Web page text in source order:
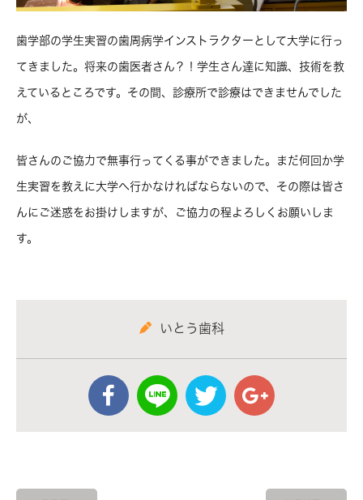
歯学部の学生実習の歯周病学インストラクターとして大学に行っ
てきました。将来の歯医者さん？！学生さん達に知識、技術を教
えているところです。その間、診療所で診療はできませんでした
が、
皆さんのご協力で無事行ってくる事ができました。まだ何回か学
生実習を教えに大学へ行かなければならないので、その際は皆さ
んにご迷惑をお掛けしますが、ご協力の程よろしくお願いしま
す。
いとう歯科